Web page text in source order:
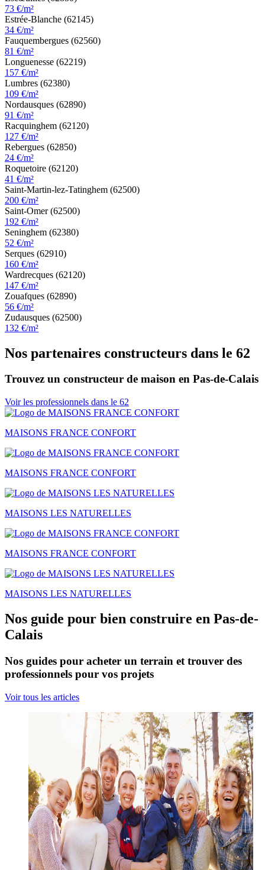
73 €/m²
Estrée-Blanche (62145)
34 €/m²
Fauquembergues (62560)
81 €/m²
Longuenesse (62219)
157 €/m²
Lumbres (62380)
109 €/m²
Nordausques (62890)
91 €/m²
Racquinghem (62120)
127 €/m²
Rebergues (62850)
24 €/m²
Roquetoire (62120)
41 €/m²
Saint-Martin-lez-Tatinghem (62500)
200 €/m²
Saint-Omer (62500)
192 €/m²
Seninghem (62380)
52 €/m²
Serques (62910)
160 €/m²
Wardrecques (62120)
147 €/m²
Zouafques (62890)
56 €/m²
Zudausques (62500)
132 €/m²
Nos partenaires constructeurs dans le 62
Trouvez un constructeur de maison en Pas-de-Calais
Voir les professionnels dans le 62
MAISONS FRANCE CONFORT
MAISONS FRANCE CONFORT
MAISONS LES NATURELLES
MAISONS FRANCE CONFORT
MAISONS LES NATURELLES
Nos guide pour bien construire en Pas-de-
Calais
Nos guides pour acheter un terrain et trouver des
professionnels pour vos projets
Voir tous les articles